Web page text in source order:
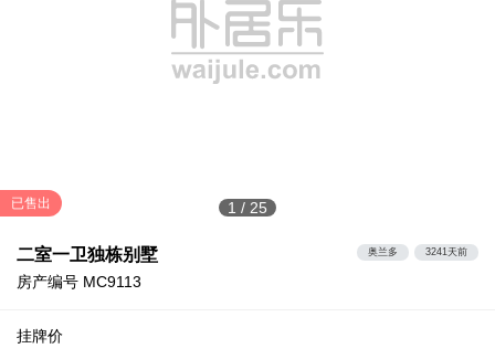
1 / 25
已售出
二室一卫独栋别墅
房产编号 MC9113
奥兰多 3241天前
挂牌价